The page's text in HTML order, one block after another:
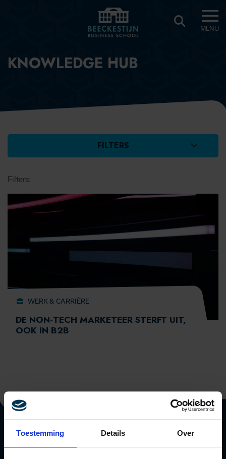
Toestemming Details Over
BEECKESTIJN
KNOWLEDGE
MENU
KNOWLEDGE HUB
FILTERS FILTERS
Filters:
WERK & CARRIÈRE
DE NON-TECH MARKETEER STERFT UIT,
OOK IN B2B
DIRECT NAAR